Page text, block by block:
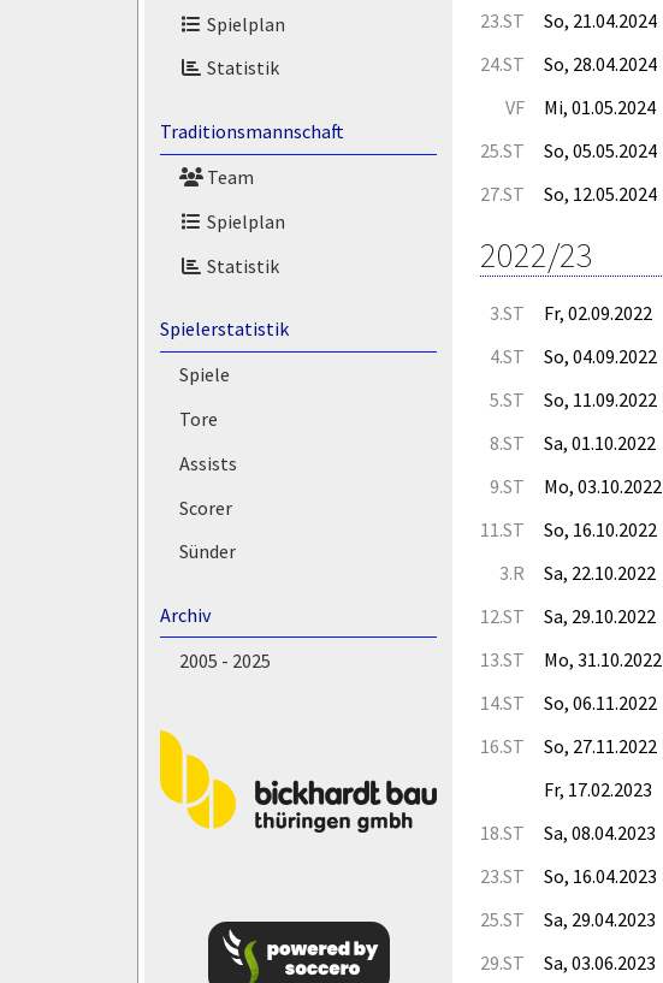
Spielplan
Statistik
Traditionsmannschaft
Team
Spielplan
Statistik
Spielerstatistik
Spiele
Tore
Assists
Scorer
Sünder
Archiv
2005 - 2025
23.ST So, 21.04.2024
24.ST So, 28.04.2024
VF Mi, 01.05.2024
25.ST So, 05.05.2024
27.ST So, 12.05.2024
2022/23
3.ST Fr, 02.09.2022
4.ST So, 04.09.2022
5.ST So, 11.09.2022
8.ST Sa, 01.10.2022
9.ST Mo, 03.10.2022
11.ST So, 16.10.2022
3.R Sa, 22.10.2022
12.ST Sa, 29.10.2022
13.ST Mo, 31.10.2022
14.ST So, 06.11.2022
16.ST So, 27.11.2022
Fr, 17.02.2023
18.ST Sa, 08.04.2023
23.ST So, 16.04.2023
25.ST Sa, 29.04.2023
29.ST Sa, 03.06.2023